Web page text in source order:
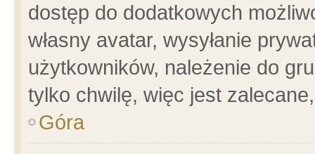
dostęp do dodatkowych
własny avatar, wysyłanie
użytkowników, należenie do
tylko chwilę, więc jest
Góra